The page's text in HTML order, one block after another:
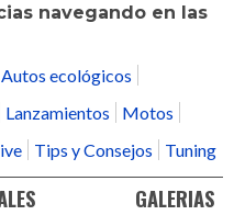
navegando en las
Autos ecológicos
Lanzamientos
Motos
Tips y Consejos Tuning
GALERIAS